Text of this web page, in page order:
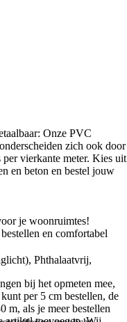
Phthalaatvrij,
Onze PVC
zich ook door
per vierkante meter. Kies uit
en beton en bestel jouw
je woonruimtes!
en comfortabel
bij het opmeten mee,
per 5 cm bestellen, de
m, als je meer bestellen